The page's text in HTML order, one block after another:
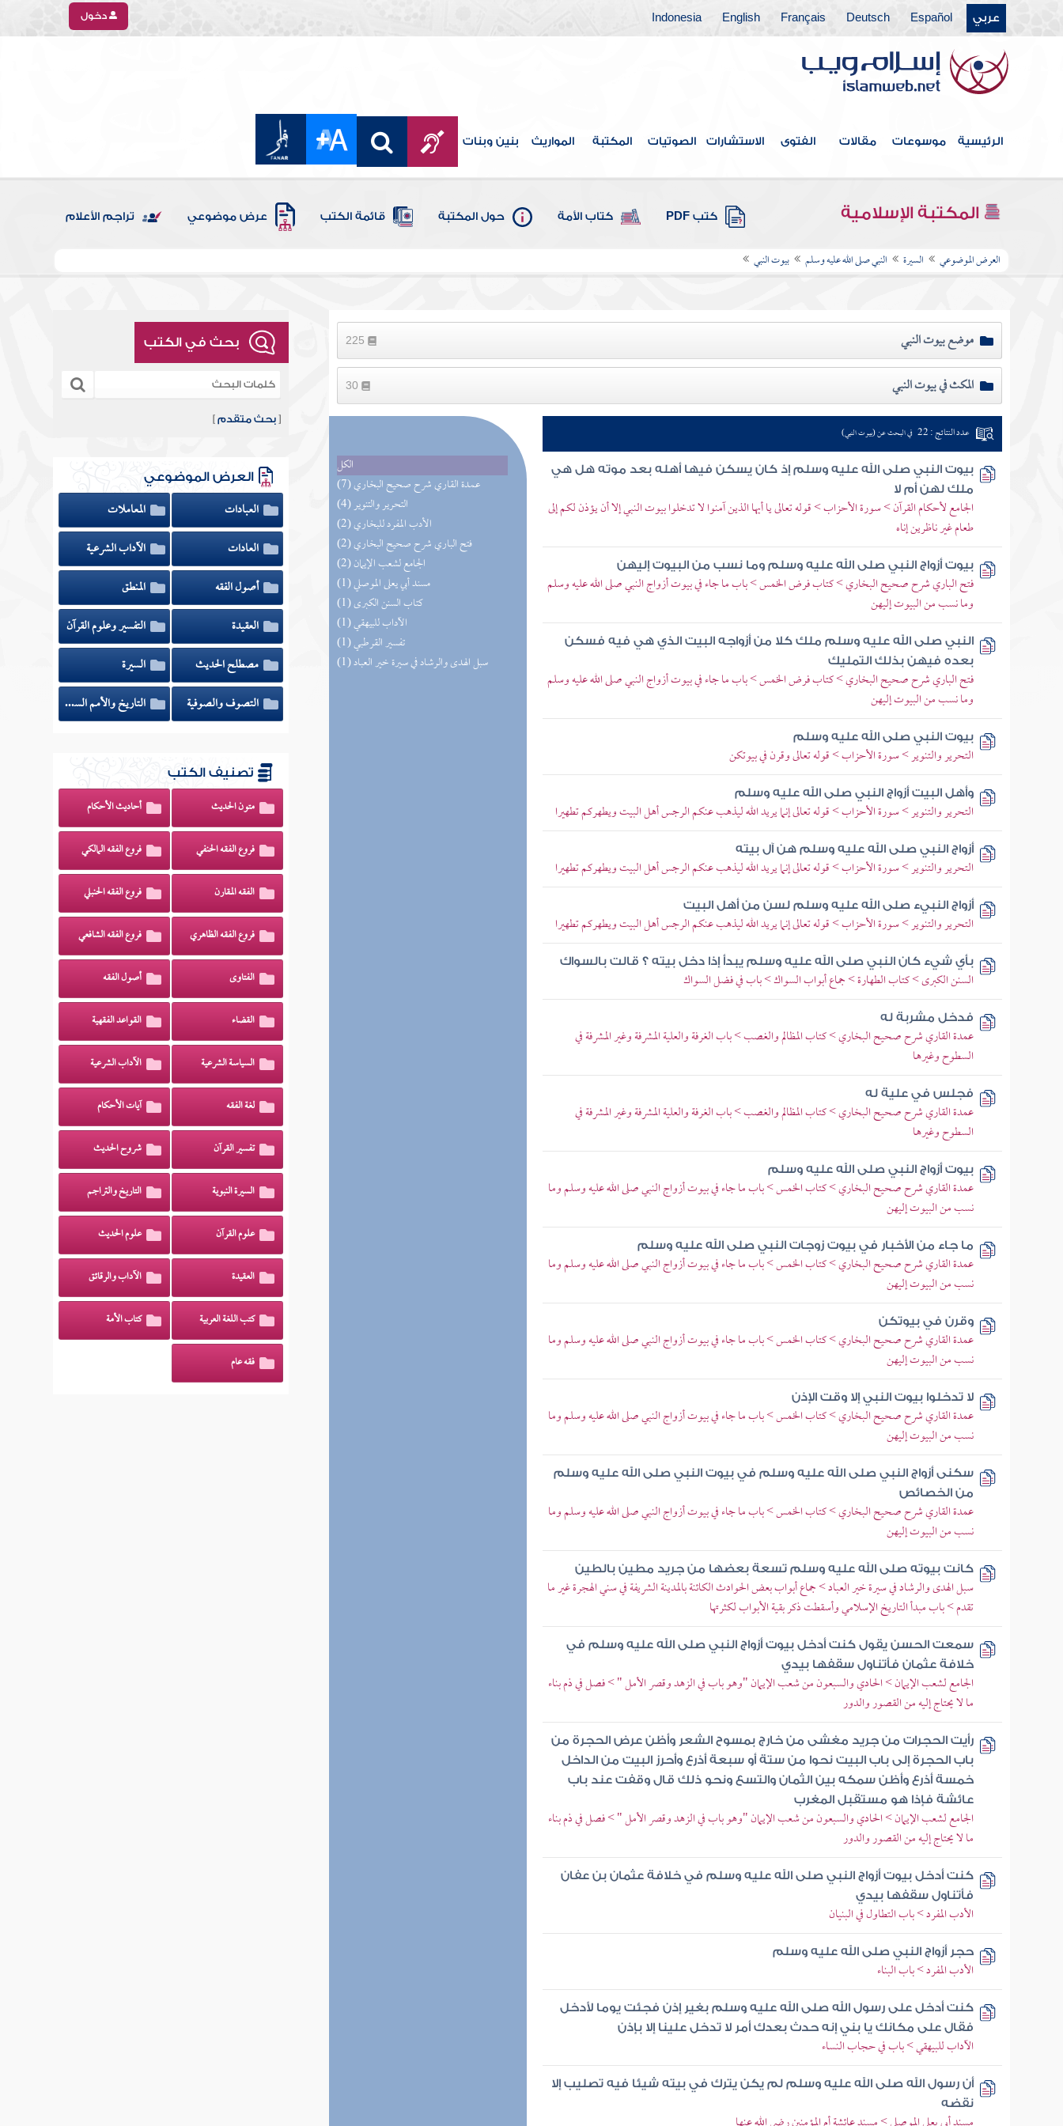
عربي Español
Deutsch
Français
English
Indonesia دخول
الرئيسية موسوعات مقالات الفتوى الاستشارات الصوتيات المكتبة المواريث بنين وبنات
المكتبة الإسلامية كتب PDF كتاب الأمة حول المكتبة قائمة الكتب عرض موضوعي تراجم الأعلام
العرض الموضوعي السيرة النبي صلى الله عليه وسلم بيوت النبي
موضع بيوت النبي
المكث في بيوت النبي
الكل
(7) عمدة القاري شرح صحيح البخاري
(4) التحرير والتنوير
(2) الأدب المفرد للبخاري
(2) فتح الباري شرح صحيح البخاري
(2) الجامع لشعب الإيمان
(1) مسند أبي يعلى الموصلي
(1) كتاب السنن الكبرى
(1) الآداب للبيهقي
(1) تفسير القرطبي
(1) سبل الهدى والرشاد في سيرة خير العباد
عدد النتائج : 22 في البحث عن (بيوت النبي)
بيوت النبي صلى الله عليه وسلم إذ كان يسكن فيها أهله بعد موته هل هي
ملك لهن أم لا
الجامع لأحكام القرآن > سورة الأحزاب > قوله تعالى يا أيها الذين آمنوا لا تدخلوا بيوت النبي إلا أن يؤذن لكم إلى
طعام غير ناظرين إناه
بيوت أزواج النبي صلى الله عليه وسلم وما نسب من البيوت إليهن
فتح الباري شرح صحيح البخاري > كتاب فرض الخمس > باب ما جاء في بيوت أزواج النبي صلى الله عليه وسلم
وما نسب من البيوت إليهن
النبي صلى الله عليه وسلم ملك كلا من أزواجه البيت الذي هي فيه فسكن
بعده فيهن بذلك التمليك
فتح الباري شرح صحيح البخاري > كتاب فرض الخمس > باب ما جاء في بيوت أزواج النبي صلى الله عليه وسلم
وما نسب من البيوت إليهن
بيوت النبي صلى الله عليه وسلم
التحرير والتنوير > سورة الأحزاب > قوله تعالى وقرن في بيوتكن
وأهل البيت أزواج النبي صلى الله عليه وسلم
التحرير والتنوير > سورة الأحزاب > قوله تعالى إنما يريد الله ليذهب عنكم الرجس أهل البيت ويطهركم تطهيرا
أزواج النبي صلى الله عليه وسلم هن آل بيته
التحرير والتنوير > سورة الأحزاب > قوله تعالى إنما يريد الله ليذهب عنكم الرجس أهل البيت ويطهركم تطهيرا
أزواج النبيء صلى الله عليه وسلم لسن من أهل البيت
التحرير والتنوير > سورة الأحزاب > قوله تعالى إنما يريد الله ليذهب عنكم الرجس أهل البيت ويطهركم تطهيرا
بأي شيء كان النبي صلى الله عليه وسلم يبدأ إذا دخل بيته ؟ قالت بالسواك
السنن الكبرى > كتاب الطهارة > جماع أبواب السواك > باب في فضل السواك
فدخل مشربة له
عمدة القاري شرح صحيح البخاري > كتاب المظالم والغصب > باب الغرفة والعلية المشرفة وغير المشرفة في
السطوح وغيرها
فجلس في علية له
عمدة القاري شرح صحيح البخاري > كتاب المظالم والغصب > باب الغرفة والعلية المشرفة وغير المشرفة في
السطوح وغيرها
بيوت أزواج النبي صلى الله عليه وسلم
عمدة القاري شرح صحيح البخاري > كتاب الخمس > باب ما جاء في بيوت أزواج النبي صلى الله عليه وسلم وما
نسب من البيوت إليهن
ما جاء من الأخبار في بيوت زوجات النبي صلى الله عليه وسلم
عمدة القاري شرح صحيح البخاري > كتاب الخمس > باب ما جاء في بيوت أزواج النبي صلى الله عليه وسلم وما
نسب من البيوت إليهن
وقرن في بيوتكن
عمدة القاري شرح صحيح البخاري > كتاب الخمس > باب ما جاء في بيوت أزواج النبي صلى الله عليه وسلم وما
نسب من البيوت إليهن
لا تدخلوا بيوت النبي إلا وقت الإذن
عمدة القاري شرح صحيح البخاري > كتاب الخمس > باب ما جاء في بيوت أزواج النبي صلى الله عليه وسلم وما
نسب من البيوت إليهن
سكنى أزواج النبي صلى الله عليه وسلم في بيوت النبي صلى الله عليه وسلم
من الخصائص
عمدة القاري شرح صحيح البخاري > كتاب الخمس > باب ما جاء في بيوت أزواج النبي صلى الله عليه وسلم وما
نسب من البيوت إليهن
كانت بيوته صلى الله عليه وسلم تسعة بعضها من جريد مطين بالطين
سبل الهدى والرشاد في سيرة خير العباد > جماع أبواب بعض الحوادث الكائنة بالمدينة الشريفة في سني الهجرة غير ما
تقدم > باب مبدأ التاريخ الإسلامي وأسقطت ذكر بقية الأبواب لكثرتها
سمعت الحسن يقول كنت أدخل بيوت أزواج النبي صلى الله عليه وسلم في
خلافة عثمان فأتناول سقفها بيدي
الجامع لشعب الإيمان > الحادي والسبعون من شعب الإيمان "وهو باب في الزهد وقصر الأمل " > فصل في ذم بناء
ما لا يحتاج إليه من القصور والدور
رأيت الحجرات من جريد مغشى من خارج بمسوح الشعر وأظن عرض الحجرة من
باب الحجرة إلى باب البيت نحوا من ستة أو سبعة أذرع وأحرز البيت من الداخل
خمسة أذرع وأظن سمكه بين الثمان والتسع ونحو ذلك قال وقفت عند باب
عائشة فإذا هو مستقبل المغرب
الجامع لشعب الإيمان > الحادي والسبعون من شعب الإيمان "وهو باب في الزهد وقصر الأمل " > فصل في ذم بناء
ما لا يحتاج إليه من القصور والدور
كنت أدخل بيوت أزواج النبي صلى الله عليه وسلم في خلافة عثمان بن عفان
فأتناول سقفها بيدي
الأدب المفرد > باب التطاول في البنيان
حجر أزواج النبي صلى الله عليه وسلم
الأدب المفرد > باب البناء
كنت أدخل على رسول الله صلى الله عليه وسلم بغير إذن فجئت يوما لأدخل
فقال على مكانك يا بني إنه حدث بعدك أمر لا تدخل علينا إلا بإذن
الآداب للبيهقي > باب في حجاب النساء
أن رسول الله صلى الله عليه وسلم لم يكن يترك في بيته شيئا فيه تصليب إلا
نقضه
بحث في الكتب
[بحث متقدم ]
العرض الموضوعي
العبادات
المعاملات
العادات
الآداب الشرعية
أصول الفقه
المنطق
العقيدة
التفسير وعلوم القرآن
مصطلح الحديث
السيرة
التصوف والصوفية
التاريخ والأمم السابقة
تصنيف الكتب
متون الحديث أحاديث الأحكام
فروع الفقه الحنفي فروع الفقه المالكي
الفقه المقارن فروع الفقه الحنبلي
فروع الفقه الظاهري فروع الفقه الشافعي
الفتاوى أصول الفقه
القضاء القواعد الفقهية
السياسة الشرعية الآداب الشرعية
لغة الفقه آيات الأحكام
تفسير القرآن شروح الحديث
السيرة النبوية التاريخ والتراجم
علوم القرآن علوم الحديث
العقيدة الآداب والرقائق
كتب اللغة العربية كتاب الأمة
فقه عام